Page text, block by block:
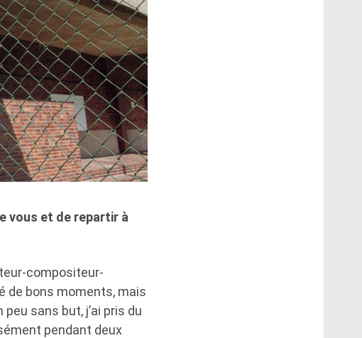
vous et de repartir à
compositeur-
de bons moments, mais
sans but, j’ai pris du
pendant deux